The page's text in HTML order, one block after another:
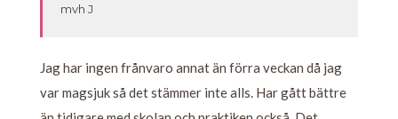
mvh J
Jag har ingen frånvaro annat än förra veckan då jag
var magsjuk så det stämmer inte alls. Har gått bättre